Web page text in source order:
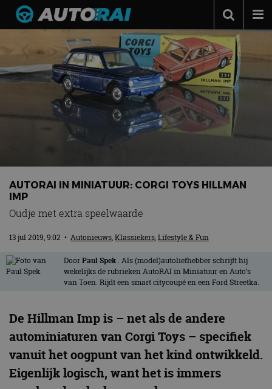
Autonieuws
Podcast
Autotests
Automerken
Adverteren
MotorRAI.nl
AUTORAI IN MINIATUUR: CORGI TOYS HILLMAN
IMP
Oudje met extra speelwaarde
13 jul 2019, 9:02 • Autonieuws,Klassiekers,Lifestyle & Fun
DoorPaul Spek . Als (model)autoliefhebber schrijft hij
wekelijks de rubrieken AutoRAI in Miniatuur en Auto’s
van Toen. Rijdt een smart citycoupé en een Ford Streetka.
De Hillman Imp is – net als de andere
autominiaturen van Corgi Toys – specifiek
vanuit het oogpunt van het kind ontwikkeld.
Eigenlijk logisch, want het is immers